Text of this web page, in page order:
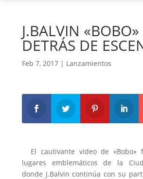
J.BALVIN «BOBO»
DETRÁS DE
Feb 7, 2017| Lanzamientos
El cautivante video de «Bobo»
lugares emblemáticos de la
donde J.Balvin continúa con su